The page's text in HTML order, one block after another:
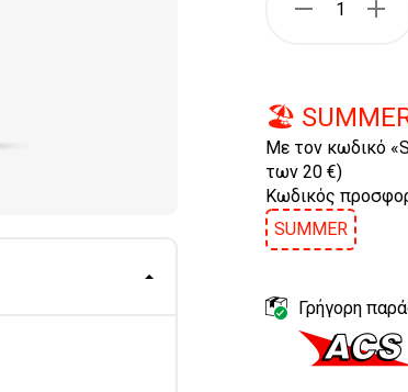
🏖️
Με τον κωδικό
των 20 €)
Κωδικός
SUMMER
Γρήγορη